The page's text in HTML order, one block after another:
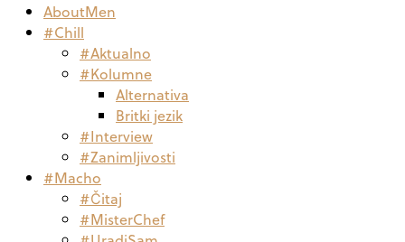
AboutMen
#Chill
#Aktualno
#Kolumne
Alternativa
Britki jezik
#Interview
#Zanimljivosti
#Macho
#Čitaj
#MisterChef